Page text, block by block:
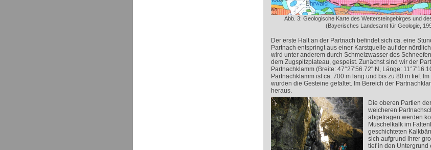
Abb. 3: Geologische Karte des Wettersteingebirges und
(Bayerisches Landesamt für Geologie,
Der erste Halt an der Partnach befindet sich ca. eine
Partnach entspringt aus einer Karstquelle auf der
wird unter anderem durch Schmelzwasser des
dem Zugspitzplateau, gespeist. Zunächst sind wir der
Partnachklamm (Breite: 47°27'56.72'' N, Länge:
Partnachklamm ist ca. 700 m lang und bis zu 80 m tief.
wurden die Gesteine gefaltet. Im Bereich der
heraus.
Die oberen Partien
weicheren
abgetragen werden
Muschelkalk im
geschichteten
sich aufgrund ihrer
tief in den Untergrund